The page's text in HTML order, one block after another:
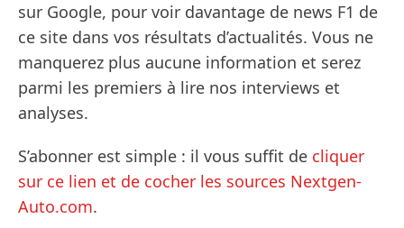
sur Google, pour voir davantage de news F1 de
ce site dans vos résultats d’actualités. Vous ne
manquerez plus aucune information et serez
parmi les premiers à lire nos interviews et
analyses.
S’abonner est simple : il vous suffit de cliquer
sur ce lien et de cocher les sources Nextgen-
Auto.com.